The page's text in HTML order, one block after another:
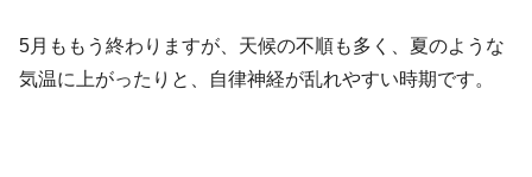
5月ももう終わりますが、天候の不順も多く、夏のような
気温に上がったりと、自律神経が乱れやすい時期です。